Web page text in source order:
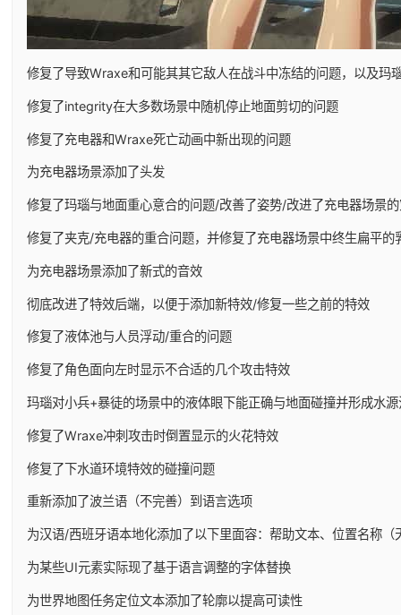
修复了导致Wraxe和可能其其它敌人在战斗中冻结的问题，以及玛
修复了integrity在大多数场景中随机停止地面剪切的问题
修复了充电器和Wraxe死亡动画中新出现的问题
为充电器场景添加了头发
修复了玛瑙与地面重心意合的问题/改善了姿势/改进了充电器场景
修复了夹克/充电器的重合问题，并修复了充电器场景中终生扁平的
为充电器场景添加了新式的音效
彻底改进了特效后端，以便于添加新特效/修复一些之前的特效
修复了液体池与人员浮动/重合的问题
修复了角色面向左时显示不合适的几个攻击特效
玛瑙对小兵+暴徒的场景中的液体眼下能正确与地面碰撞并形成水源
修复了Wraxe冲刺攻击时倒置显示的火花特效
修复了下水道环境特效的碰撞问题
重新添加了波兰语（不完善）到语言选项
为汉语/西班牙语本地化添加了以下里面容：帮助文本、位置名称
为某些UI元素实际现了基于语言调整的字体替换
为世界地图任务定位文本添加了轮廓以提高可读性